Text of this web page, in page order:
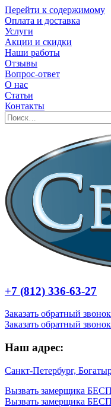
Перейти к содержимому
Оплата и доставка
Услуги
Акции и скидки
Наши работы
Отзывы
Вопрос-ответ
О нас
Статьи
Контакты
+7 (812) 336-63-27
Заказать обратный звонок
Заказать обратный звонок
Наш адрес:
Санкт-Петербург,
Вызвать замерщика
Вызвать замерщика